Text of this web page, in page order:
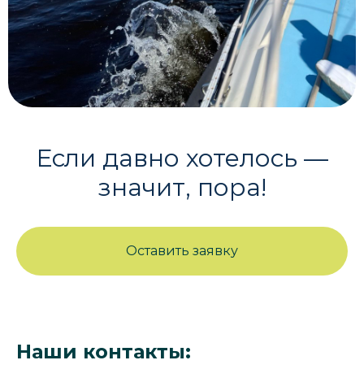
Если давно хотелось —
значит, пора!
Оставить заявку
Наши контакты: